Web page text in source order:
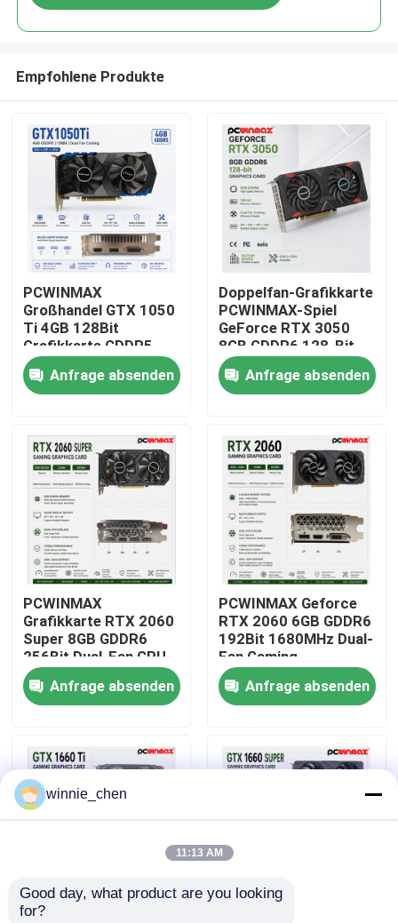
Produkte
Videos
Über uns
Fabrik-Ausflug
Qualitätskontrolle
Treten Sie mit uns in Verbindung
Fordern Sie ein Zitat
Gaming-Grafikkarten
Mining-Grafikkarte
Empfohlene Produkte
PCWINMAX
Großhandel GTX 1050
Ti 4GB 128Bit
Grafikkarte GDDR5
Low Power GPU mit
HD DP DVI Ausgang
für Desktop
Anfrage absenden
Doppelfan-Grafikkarte
PCWINMAX-Spiel
GeForce RTX 3050
8GB GDDR6 128-Bit
HD/DP PCIe 4 für PC
SpielAnfrage absenden
PCWINMAX
Grafikkarte RTX 2060
Super 8GB GDDR6
256Bit Dual-Fan GPU
mit HD+3DP Ray
Tracing für Gaming PC
OEM Großhandel
Anfrage absenden
PCWINMAX Geforce
RTX 2060 6GB GDDR6
192Bit 1680MHz Dual-
Fan Gaming
Grafikkarte mit
HD/DP/DVI auf Lager
für Desktop-
Anfrage absenden
PCWINMAX Geforce
winnie_chen
11:13 AM
Good day, what product are you looking
for?